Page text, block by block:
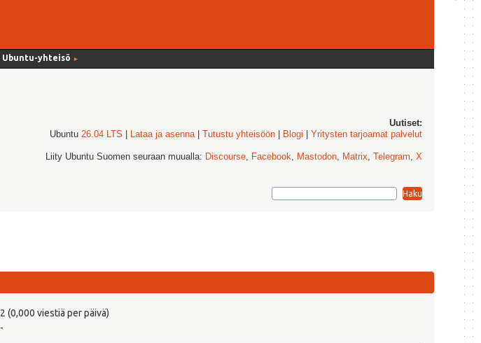
Ubuntu-yhteisö ►
Uutiset:
Ubuntu26.04 LTS Lataa ja asenna|Tutustu yhteisöön Blogi |Yritysten tarjoamat palvelut
Liity Ubuntu Suomen seuraan muualla: Discourse, Facebook, Mastodon, Matrix,Telegram,X
2 (0,000 viestiä per päivä)
-